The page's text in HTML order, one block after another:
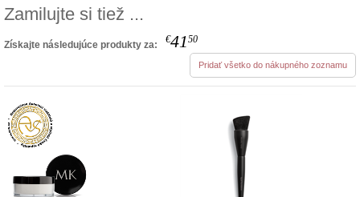
Zamilujte si tiež ...
Získajte následujúce produkty za: €41 50
Pridať všetko do nákupného zoznamu